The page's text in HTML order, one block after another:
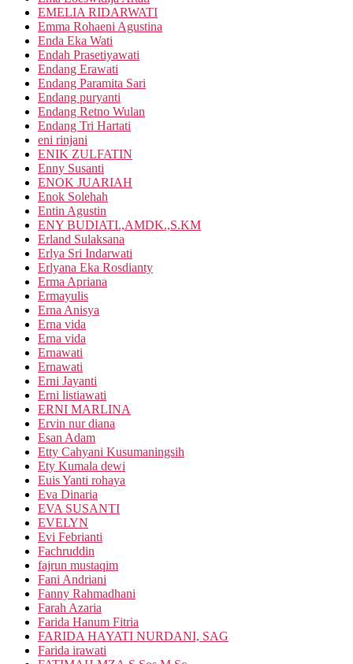
EMELIA RIDARWATI
Emma Rohaeni Agustina
Enda Eka Wati
Endah Prasetiyawati
Endang Erawati
Endang Paramita Sari
Endang puryanti
Endang Retno Wulan
Endang Tri Hartati
eni rinjani
ENIK ZULFATIN
Enny Susanti
ENOK JUARIAH
Enok Solehah
Entin Agustin
ENY BUDIATI.,AMDK.,S.KM
Erland Sulaksana
Erlya Sri Indarwati
Erlyana Eka Rosdianty
Erma Apriana
Ermayulis
Erna Anisya
Erna vida
Erna vida
Ernawati
Ernawati
Erni Jayanti
Erni listiawati
ERNI MARLINA
Ervin nur diana
Esan Adam
Etty Cahyani Kusumaningsih
Ety Kumala dewi
Euis Yanti rohaya
Eva Dinaria
EVA SUSANTI
EVELYN
Evi Febrianti
Fachruddin
fajrun mustaqim
Fani Andriani
Fanny Rahmadhani
Farah Azaria
Farida Hanum Fitria
FARIDA HAYATI NURDANI, SAG
Farida irawati